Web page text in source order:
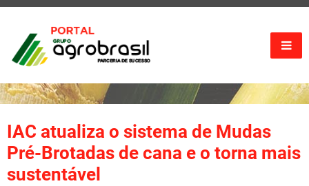
IAC atualiza o sistema de Mudas
Pré-Brotadas de cana e o torna mais
sustentável